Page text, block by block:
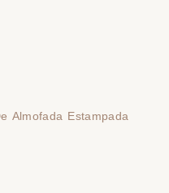
Almofada Estampada